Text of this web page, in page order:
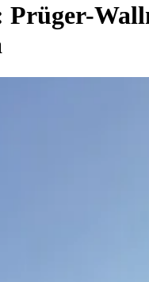
Prüger-